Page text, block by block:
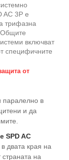
AC 3P е
трифазна
Общите
включват
специфичните
от
паралелно в
и да
SPD AC
двата края на
страната на